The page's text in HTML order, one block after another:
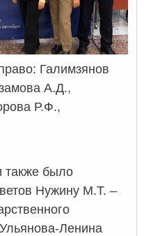
Галимзянов
А.Д.,
Р.Ф.,
было
Нужину М.Т. –
Ленина